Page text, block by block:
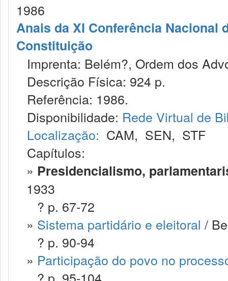
1986
Anais da XI Conferência Nacional
Constituição
Imprenta: Belém?, Ordem dos
Descrição Física: 924 p.
Referência: 1986.
Disponibilidade: Rede Virtual de
Localização: CAM, SEN, STF
Capítulos:
» Presidencialismo,
1933
? p. 67-72
» Sistema partidário e eleitoral /
? p. 90-94
» Participação do povo no